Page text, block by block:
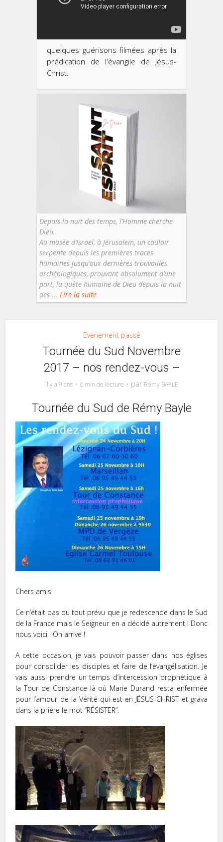
quelques guérisons filmées après la
prédication de l'évangile de Jésus-
Christ.
Depuis la nuit des temps, l’Homme cherche
Dieu.
Au musée d’Israël, à Jérusalem, un couloir
serpente depuis les premières traces
humaines jusqu’aux dernières trouvailles
archéologiques, prouvant absolument d’une
part, la quête humaine de Dieu depuis la nuit
des ... Lire la suite
Evenement passé
Tournée du Sud Novembre
2017 – nos rendez-vous –
Il y a 9 ans 6 min de lecture par Rémy BAYLE
Tournée du Sud de Rémy Bayle
Chers amis
Ce n’était pas du tout prévu que je redescende dans le Sud
de la France mais le Seigneur en a décidé autrement ! Donc
nous voici ! On arrive !
A cette occasion, je vais pouvoir passer dans nos églises
pour consolider les disciples et faire de l’évangélisation. Je
vais aussi prendre un temps d’intercession prophétique à
la Tour de Constance là où Marie Durand resta enfermée
pour l’amour de la Vérité qui est en JÉSUS-CHRIST et grava
dans la prière le mot “RÉSISTER”.